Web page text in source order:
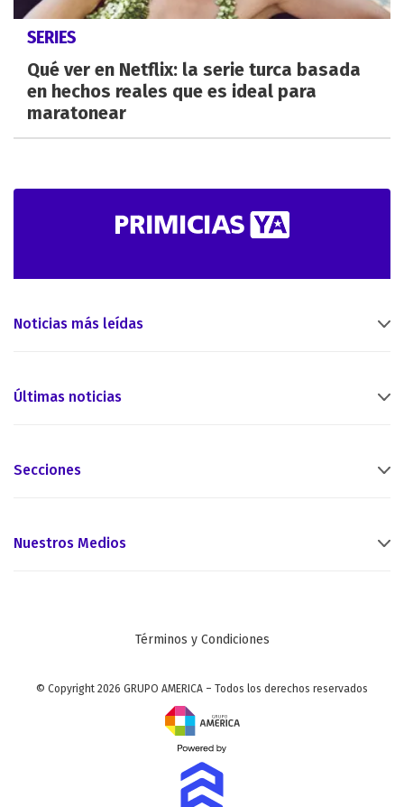
SERIES
Qué ver en Netflix: la serie turca basada
en hechos reales que es ideal para
maratonear
Noticias más leídas
Últimas noticias
Secciones
Nuestros Medios
Términos y Condiciones
© Copyright 2026 GRUPO AMERICA – Todos los derechos reservados